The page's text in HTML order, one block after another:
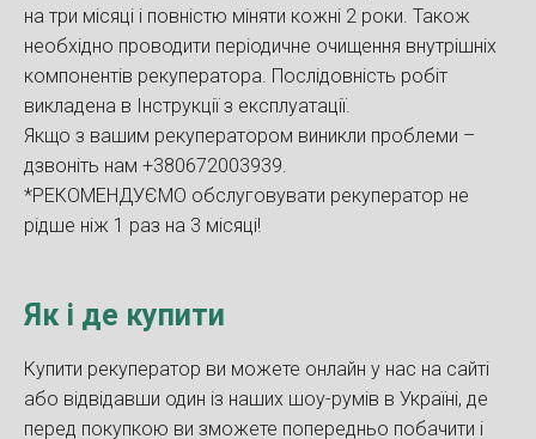
на три місяці і повністю міняти кожні 2 роки. Також
необхідно проводити періодичне очищення внутрішніх
компонентів рекуператора. Послідовність робіт
викладена в Інструкції з експлуатації.
Якщо з вашим рекуператором виникли проблеми –
дзвоніть нам +380672003939.
*РЕКОМЕНДУЄМО обслуговувати рекуператор не
рідше ніж 1 раз на 3 місяці!
Як і де купити
Купити рекуператор ви можете онлайн у нас на сайті
або відвідавши один із наших шоу-румів в Україні, де
перед покупкою ви зможете попередньо побачити і